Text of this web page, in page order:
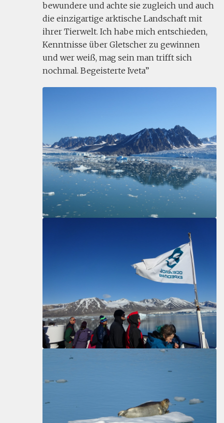
bewundere und achte sie zugleich und auch
die einzigartige arktische Landschaft mit
ihrer Tierwelt. Ich habe mich entschieden,
Kenntnisse über Gletscher zu gewinnen
und wer weiß, mag sein man trifft sich
nochmal. Begeisterte Iveta